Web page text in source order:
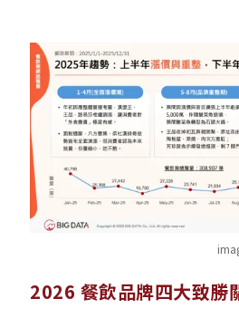
2026 餐飲品牌四大致勝